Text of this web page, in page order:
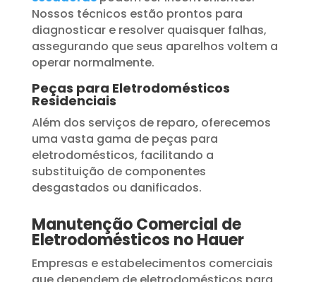
Nossos técnicos estão prontos para
diagnosticar e resolver quaisquer falhas,
assegurando que seus aparelhos voltem a
operar normalmente.
Peças para Eletrodomésticos
Residenciais
Além dos serviços de reparo, oferecemos
uma vasta gama de peças para
eletrodomésticos, facilitando a
substituição de componentes
desgastados ou danificados.
Manutenção Comercial de
Eletrodomésticos no Hauer
Empresas e estabelecimentos comerciais